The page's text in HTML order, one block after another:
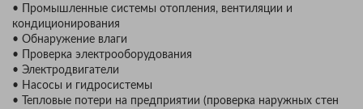
• Промышленные системы отопления, вентиляции и
кондиционирования
• Обнаружение влаги
• Проверка электрооборудования
• Электродвигатели
• Насосы и гидросистемы
• Тепловые потери на предприятии (проверка наружных стен